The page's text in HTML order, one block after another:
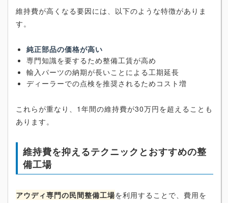
維持費が高くなる要因には、以下のような特徴がありま
す。
純正部品の価格が高い
専門知識を要するため整備工賃が高め
輸入パーツの納期が長いことによる工期延長
ディーラーでの点検を推奨されるためコスト増
これらが重なり、1年間の維持費が30万円を超えることも
あります。
維持費を抑えるテクニックとおすすめの整
備工場
アウディ専門の民間整備工場を利用することで、費用を